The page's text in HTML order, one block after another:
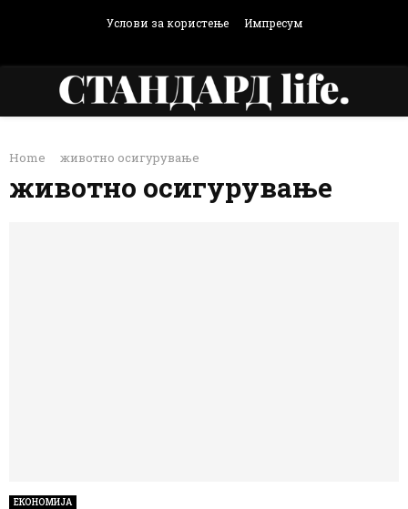
Услови за користење Импресум
PRIMARY
MENU
Home животно осигурување
животно осигурување
ЕКОНОМИЈА